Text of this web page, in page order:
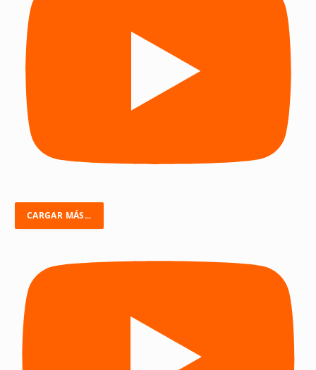
CARGAR MÁS...